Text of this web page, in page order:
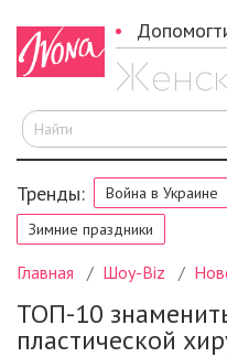
Тренды: Война в Украине
Зимние праздники
Главная Шоу-Biz
ТОП-10
пластической